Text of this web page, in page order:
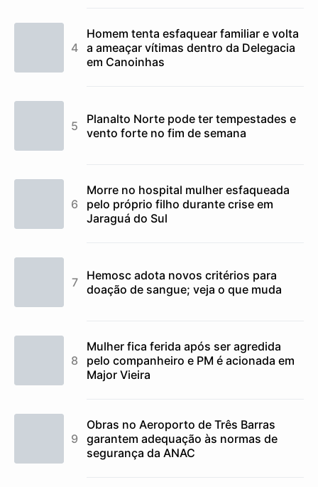
Homem tenta esfaquear familiar e volta
a ameaçar vítimas dentro da Delegacia
em Canoinhas
Planalto Norte pode ter tempestades e
vento forte no fim de semana
Morre no hospital mulher esfaqueada
pelo próprio filho durante crise em
Jaraguá do Sul
Hemosc adota novos critérios para
doação de sangue; veja o que muda
Mulher fica ferida após ser agredida
pelo companheiro e PM é acionada em
Major Vieira
Obras no Aeroporto de Três Barras
garantem adequação às normas de
segurança da ANAC